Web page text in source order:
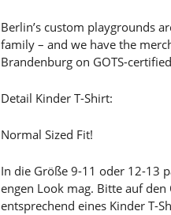
Berlin’s custom playgrounds
family – and we have the
Brandenburg on GOTS-
Detail Kinder T-Shirt:
Normal Sized Fit!
In die Größe 9-11 oder 12-13
engen Look mag. Bitte auf
entsprechend eines Kinder T-